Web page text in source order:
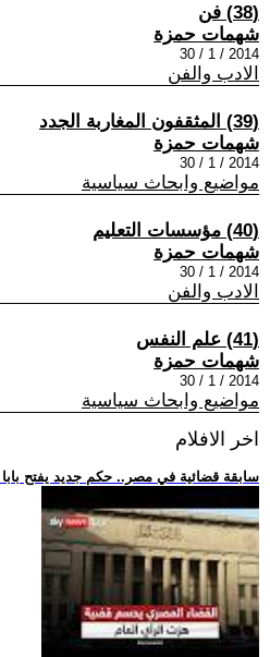
(38) فن
شهمات حمزة
2014 / 1 / 30
الادب والفن
(39) المثقفون المغاربة الجدد
شهمات حمزة
2014 / 1 / 30
مواضيع وابحاث سياسية
(40) مؤسسات التعليم
شهمات حمزة
2014 / 1 / 30
الادب والفن
(41) علم النفس
شهمات حمزة
2014 / 1 / 30
مواضيع وابحاث سياسية
اخر الافلام
.. سابقة قضائية في مصر.. حكم جديد يفتح